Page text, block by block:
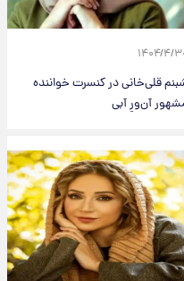
۴/۳۰
قلی‌خانی در کنسرت خواننده
آن‌ورِ آبی